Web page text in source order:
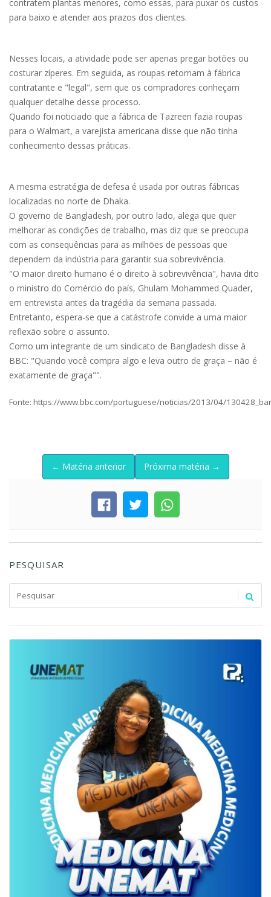
contratem plantas menores, como essas, para puxar os custos
para baixo e atender aos prazos dos clientes.
Nesses locais, a atividade pode ser apenas pregar botões ou
costurar zíperes. Em seguida, as roupas retornam à fábrica
contratante e "legal", sem que os compradores conheçam
qualquer detalhe desse processo.
Quando foi noticiado que a fábrica de Tazreen fazia roupas
para o Walmart, a varejista americana disse que não tinha
conhecimento dessas práticas.
A mesma estratégia de defesa é usada por outras fábricas
localizadas no norte de Dhaka.
O governo de Bangladesh, por outro lado, alega que quer
melhorar as condições de trabalho, mas diz que se preocupa
com as consequências para as milhões de pessoas que
dependem da indústria para garantir sua sobrevivência.
"O maior direito humano é o direito à sobrevivência", havia dito
o ministro do Comércio do país, Ghulam Mohammed Quader,
em entrevista antes da tragédia da semana passada.
Entretanto, espera-se que a catástrofe convide a uma maior
reflexão sobre o assunto.
Como um integrante de um sindicato de Bangladesh disse à
BBC: "Quando você compra algo e leva outro de graça – não é
exatamente de graça"".
Fonte: https://www.bbc.com/portuguese/noticias/2013/04/
← Matéria anterior Próxima matéria →
PESQUISAR